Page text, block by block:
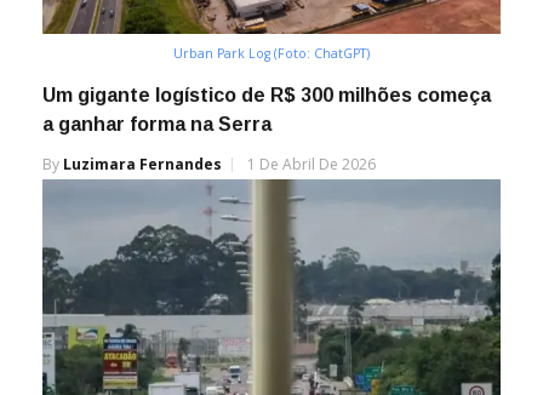
Urban Park Log (Foto: ChatGPT)
Um gigante logístico de R$ 300 milhões começa
a ganhar forma na Serra
By Luzimara Fernandes 1 De Abril De 2026